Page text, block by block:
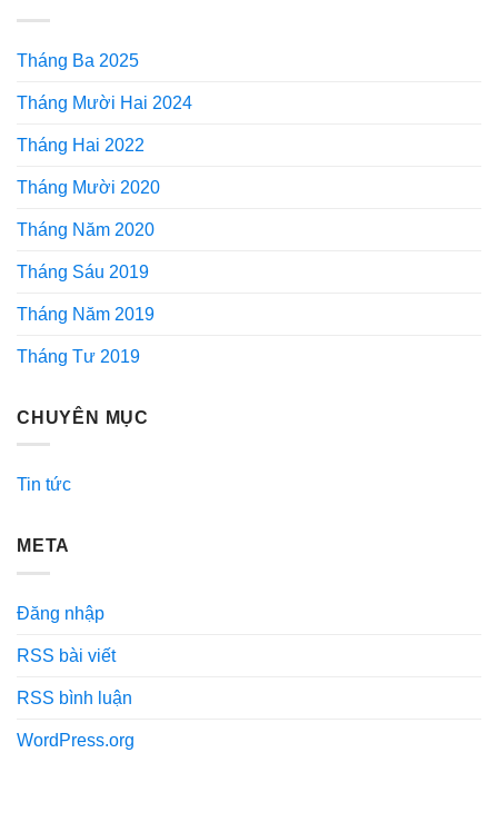
Tháng Ba 2025
Tháng Mười Hai 2024
Tháng Hai 2022
Tháng Mười 2020
Tháng Năm 2020
Tháng Sáu 2019
Tháng Năm 2019
Tháng Tư 2019
CHUYÊN MỤC
Tin tức
META
Đăng nhập
RSS bài viết
RSS bình luận
WordPress.org